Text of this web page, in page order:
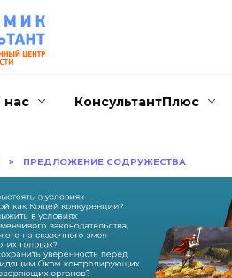
нас КонсультантПлюс
» ПРЕДЛОЖЕНИЕ СОДРУЖЕСТВА